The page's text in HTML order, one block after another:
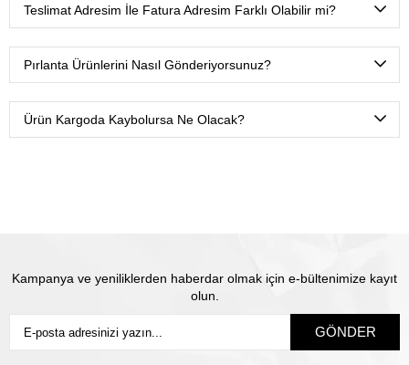
Teslimat Adresim İle Fatura Adresim Farklı Olabilir mi?
farklı tanımlamanız yeterli olacaktır.
Pırlanta Ürünlerini Nasıl Gönderiyorsunuz?
olduğunuz isme teslim olacak şekilde sigortalı olarak
gönderiyoruz.
Ürün Kargoda Kaybolursa Ne Olacak?
Kampanya ve yeniliklerden haberdar olmak için e-bültenimize kayıt
olun.
GÖNDER